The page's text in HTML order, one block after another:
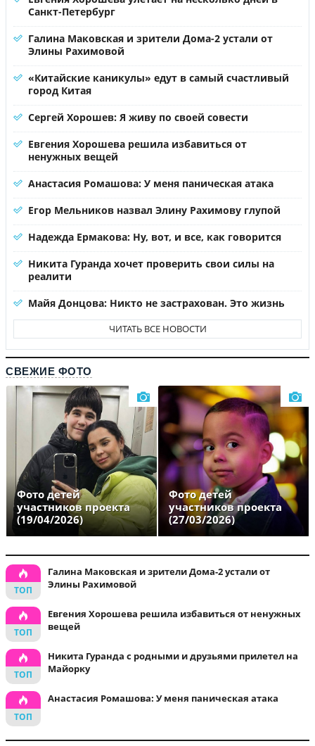
Санкт-Петербург
Галина Маковская и зрители Дома-2 устали от
Элины Рахимовой
«Китайские каникулы» едут в самый счастливый
город Китая
Сергей Хорошев: Я живу по своей совести
Евгения Хорошева решила избавиться от
ненужных вещей
Анастасия Ромашова: У меня паническая атака
Егор Мельников назвал Элину Рахимову глупой
Надежда Ермакова: Ну, вот, и все, как говорится
Никита Гуранда хочет проверить свои силы на
реалити
Майя Донцова: Никто не застрахован. Это жизнь
ЧИТАТЬ ВСЕ НОВОСТИ
СВЕЖИЕ ФОТО
Фото детей
участников проекта
(19/04/2026)
Фото детей
участников проекта
(27/03/2026)
Галина Маковская и зрители Дома-2 устали от
Элины Рахимовой
Евгения Хорошева решила избавиться от ненужных
вещей
Никита Гуранда с родными и друзьями прилетел на
Майорку
Анастасия Ромашова: У меня паническая атака